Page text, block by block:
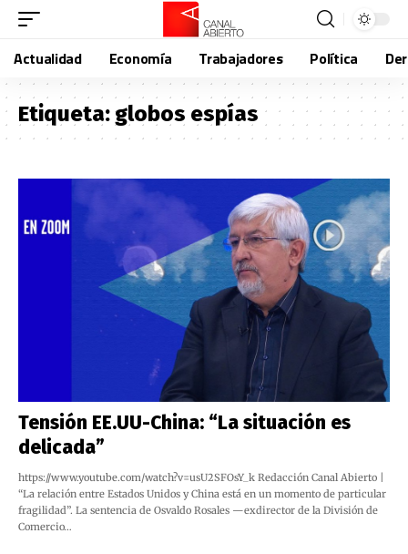
Actualidad Economía Trabajadores Política
Etiqueta:globos espías
Tensión EE.UU-China: “La situación es
delicada”
https://www.youtube.com/watch?v=usU2SFOsY_k Redacción Canal Abierto |
“La relación entre Estados Unidos y China está en un momento de particular
fragilidad”. La sentencia de Osvaldo Rosales —exdirector de la División de
Comercio…